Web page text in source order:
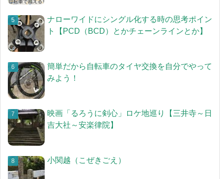
ナローワイドにシングル化する時の思考ポイン
ト【PCD（BCD）とかチェーンラインとか】
簡単だから自転車のタイヤ交換を自分でやって
みよう！
映画「るろうに剣心」ロケ地巡り【三井寺～日
吉大社～安楽律院】
小関越（こぜきごえ）